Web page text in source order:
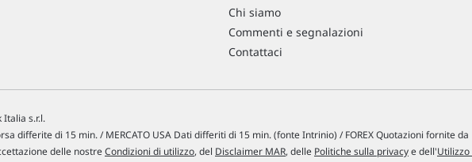
Chi siamo
Commenti e segnalazioni
Contattaci
s.r.l.
differite di 15 min. / MERCATO USA Dati differiti di 15 min. (fonte Intrinio) / FOREX Quotazioni fornite da
delle nostreCondizioni di utilizzo, del Disclaimer MAR, delle Politiche sulla privacye dell'